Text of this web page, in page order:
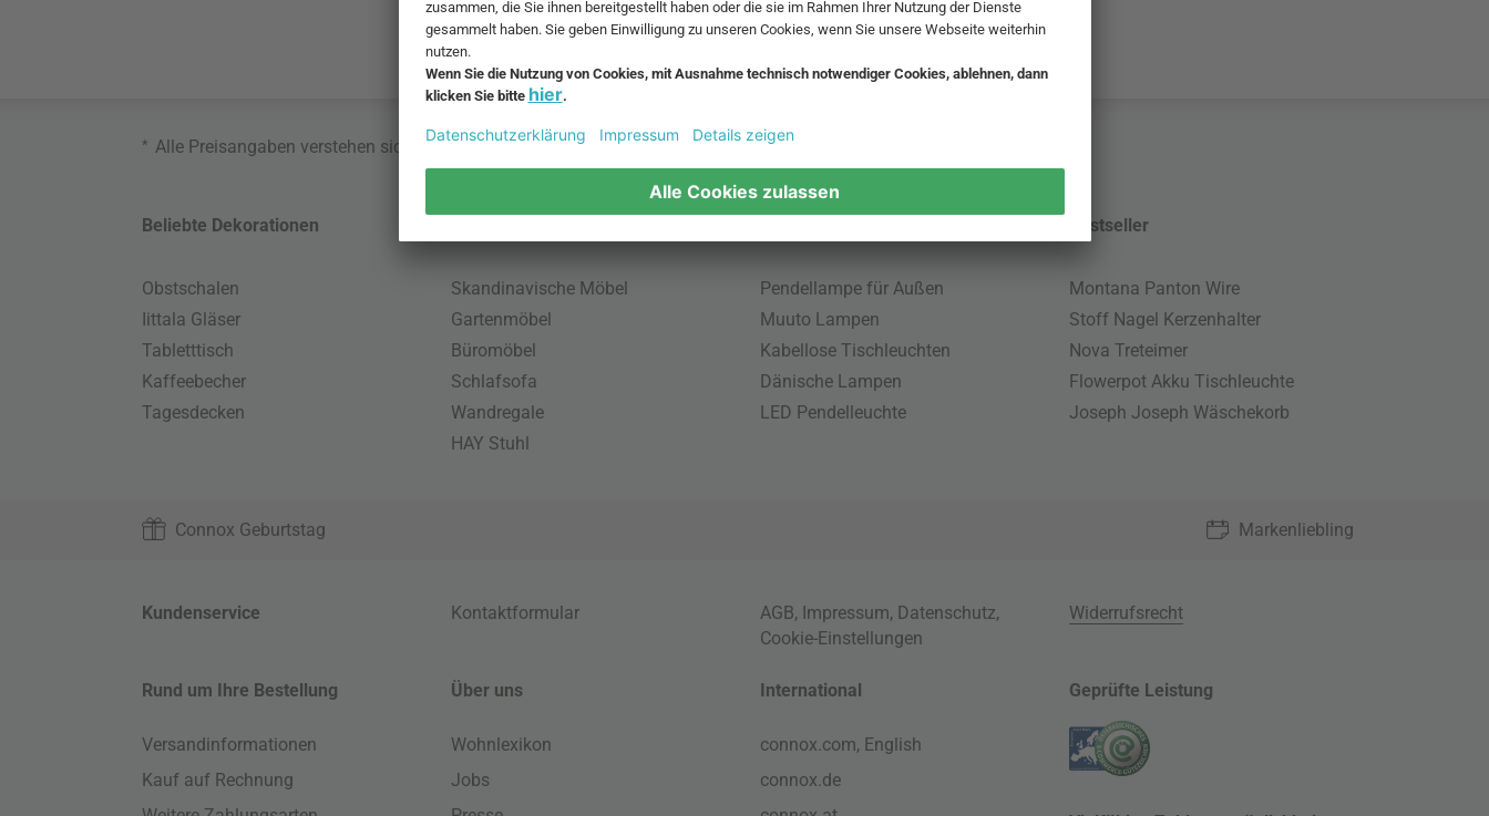
* Alle Preisangaben verstehen sich inklusive MwSt. und zzgl.Versandkosten.
Beliebte Dekorationen
Obstschalen
Iittala Gläser
Tabletttisch
Kaffeebecher
Tagesdecken
Skandinavische Möbel
Gartenmöbel
Büromöbel
Schlafsofa
Wandregale
HAY Stuhl
Pendellampe für Außen
Muuto Lampen
Kabellose Tischleuchten
Dänische Lampen
LED Pendelleuchte
Bestseller
Montana Panton Wire
Stoff Nagel Kerzenhalter
Nova Treteimer
Flowerpot Akku Tischleuchte
Joseph Joseph Wäschekorb
Connox Geburtstag Markenliebling
Kundenservice Kontaktformular AGB, Impressum, Datenschutz,
Cookie-Einstellungen
Widerrufsrecht
Rund um Ihre Bestellung
Versandinformationen
Kauf auf Rechnung
Über uns
Wohnlexikon
Jobs
International
connox.com, English
connox.de
Geprüfte Leistung